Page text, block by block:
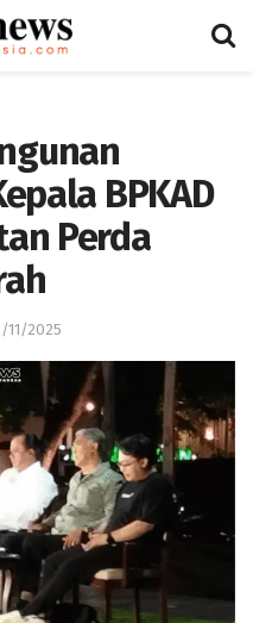
BPKAD
Perda
11/2025